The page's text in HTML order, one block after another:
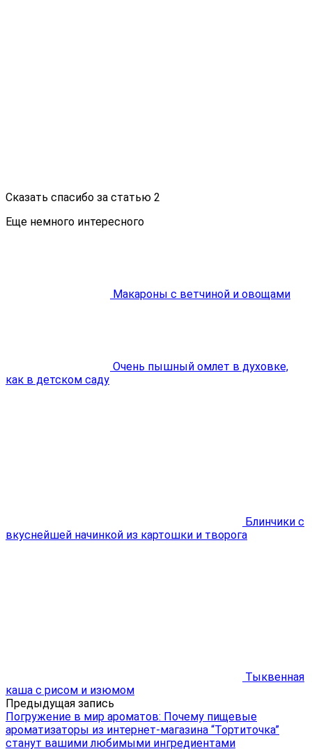
Сказать спасибо за статью 2
Еще немного интересного
Макароны с ветчиной и овощами
Очень пышный омлет в духовке,
как в детском саду
Блинчики с
вкуснейшей начинкой из картошки и творога
Тыквенная
каша с рисом и изюмом
Предыдущая запись
Погружение в мир ароматов: Почему пищевые
ароматизаторы из интернет-магазина “Тортиточка”
станут вашими любимыми ингредиентами